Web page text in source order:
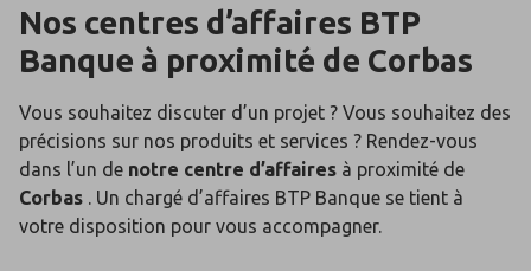
Nos centres d’affaires BTP
Banque à proximité de Corbas
Vous souhaitez discuter d’un projet ? Vous souhaitez des
précisions sur nos produits et services ? Rendez-vous
dans l’un de notre centre d’affaires à proximité de
Corbas . Un chargé d’affaires BTP Banque se tient à
votre disposition pour vous accompagner.